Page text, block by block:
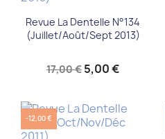
Revue La Dentelle N°134
(Juillet/Août/Sept 2013)
17,00 € 5,00 €
-12,00 €